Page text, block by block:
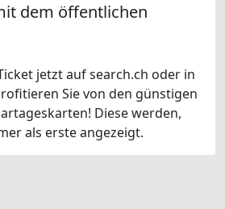
dem öffentlichen
jetzt auf search.ch oder in
Sie von den günstigen
Diese werden,
als erste angezeigt.